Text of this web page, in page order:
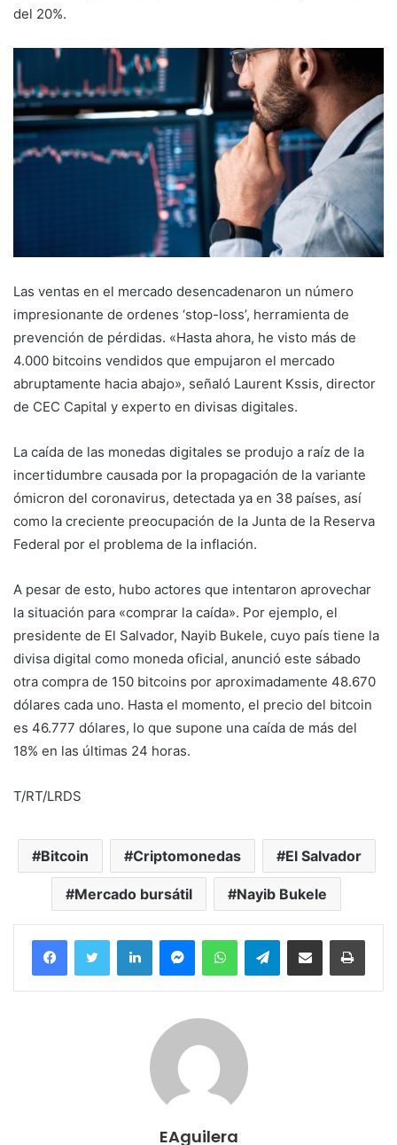
del 20%.
Las ventas en el mercado desencadenaron un número
impresionante de ordenes ‘stop-loss’, herramienta de
prevención de pérdidas. «Hasta ahora, he visto más de
4.000 bitcoins vendidos que empujaron el mercado
abruptamente hacia abajo», señaló Laurent Kssis, director
de CEC Capital y experto en divisas digitales.
La caída de las monedas digitales se produjo a raíz de la
incertidumbre causada por la propagación de la variante
ómicron del coronavirus, detectada ya en 38 países, así
como la creciente preocupación de la Junta de la Reserva
Federal por el problema de la inflación.
A pesar de esto, hubo actores que intentaron aprovechar
la situación para «comprar la caída». Por ejemplo, el
presidente de El Salvador, Nayib Bukele, cuyo país tiene la
divisa digital como moneda oficial, anunció este sábado
otra compra de 150 bitcoins por aproximadamente 48.670
dólares cada uno. Hasta el momento, el precio del bitcoin
es 46.777 dólares, lo que supone una caída de más del
18% en las últimas 24 horas.
T/RT/LRDS
Bitcoin Criptomonedas El Salvador
Mercado bursátil Nayib Bukele
FacebookTwitter LinkedInMessengerWhatsAppTelegramCompartir por correo electrónico
EAguilera